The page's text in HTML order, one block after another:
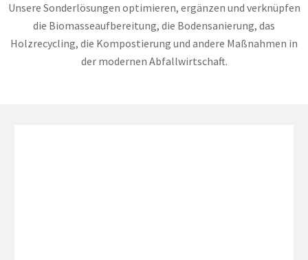
Unsere Sonderlösungen optimieren, ergänzen und verknüpfen
die Biomasseaufbereitung, die Bodensanierung, das
Holzrecycling, die Kompostierung und andere Maßnahmen in
der modernen Abfallwirtschaft.